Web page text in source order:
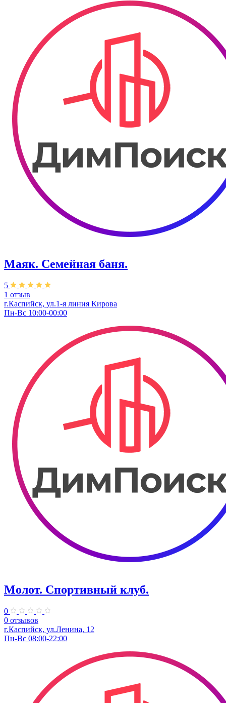
Маяк. Семейная баня.
5
1 отзыв
г.Каспийск, ​ул.1-я линия Кирова
Пн-Вс 10:00-00:00
Молот. Спортивный клуб.
0
0 отзывов
г.Каспийск, ул.Ленина, 12
Пн-Вс 08:00-22:00